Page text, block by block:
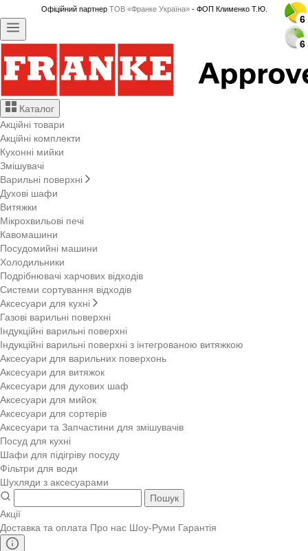
Офіційний партнер ТОВ «Франке Україна»- ФОП Клименко Т.Ю.
Каталог
Акційні товари
Акційні комплекти
Кухонні мийки
Змішувачі
Варильні поверхні
Духові шафи
Витяжки
Мікрохвильові печі
Кавомашини
Посудомийні машини
Холодильники
Подрібнювачі харчових відходів
Системи сортування відходів
Аксесуари для кухні
Газові варильні поверхні
Індукційні варильні поверхні
Індукційні варильні поверхні з інтегрованою витяжкою
Аксесуари для варильних поверхонь
Аксесуари для витяжок
Аксесуари для духових шаф
Аксесуари для мийок
Аксесуари для сортерів
Аксесуари та Запчастини для змішувачів
Посуд для кухні
Шафи для підігріву посуду
Фільтри для води
Шухляди з аксесуарами
Пошук
Акції
Доставка та оплата Про нас Шоу-Руми Гарантія
6
6
6
6
6
6
6
6
6
6
6
6
6
6
6
6
6
6
6
6
6
6
6
6
6
6
6
6
6
6